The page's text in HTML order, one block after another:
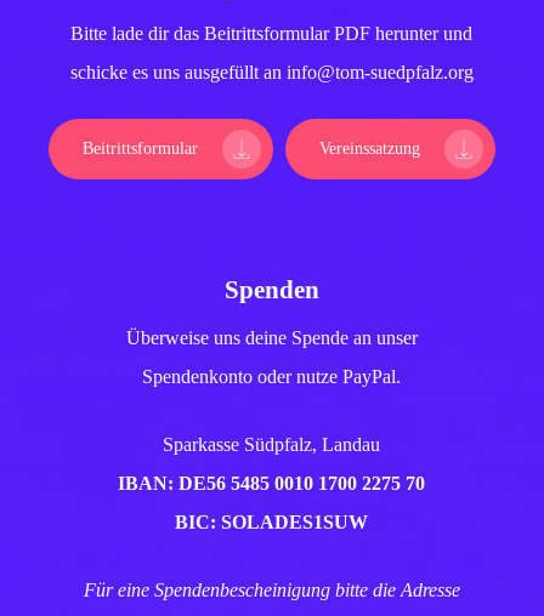
Bitte lade dir das Beitrittsformular PDF herunter und
schicke es uns ausgefüllt an info@tom-suedpfalz.org
Beitrittsformular Vereinssatzung
Spenden
Überweise uns deine Spende an unser
Spendenkonto oder nutze PayPal.
Sparkasse Südpfalz, Landau
IBAN: DE56 5485 0010 1700 2275 70
BIC: SOLADES1SUW
Für eine Spendenbescheinigung bitte die Adresse